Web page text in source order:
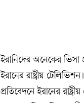
ইরানিদের অনেকের ভিসা
ইরানের রাষ্ট্রীয়
প্রতিবেদনে ইরানের